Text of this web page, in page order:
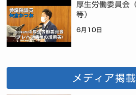
厚生労働委員会
等）
6月10日
メディア掲